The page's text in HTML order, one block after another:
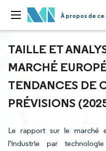
À propos de
TAILLE ET
MARCHÉ
TENDANCES DE
PRÉVISIONS
Le rapport sur le marché
l'industrie par